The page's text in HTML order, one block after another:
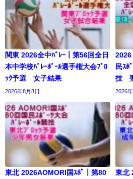
関東 2026全中ﾊﾞﾚｰ｜第56回全日
本中学校ﾊﾞﾚｰﾎﾞｰﾙ選手権大会ﾌﾞﾛ
ｯｸ予選 女子結果
2026年8月8日
2026
民ｽﾎ
技
2026
東北 2026AOMORI国ｽﾎﾟ｜第80
東北